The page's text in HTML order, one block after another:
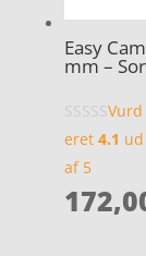
Easy
mm –
Vurd
eret 4.1 ud
af 5